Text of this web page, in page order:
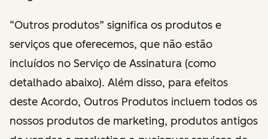
“Outros produtos” significa os produtos e
serviços que oferecemos, que não estão
incluídos no Serviço de Assinatura (como
detalhado abaixo). Além disso, para efeitos
deste Acordo, Outros Produtos incluem todos os
nossos produtos de marketing, produtos antigos